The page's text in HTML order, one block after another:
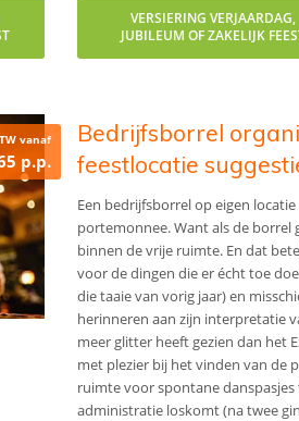
VERSIERING VERJAARDAG,
JUBILEUM OF ZAKELIJK
vanaf
p.p.
Bedrijfsborrel
feestlocatie
Een bedrijfsborrel op eigen
portemonnee. Want als de borrel
binnen de vrije ruimte. En dat
voor de dingen die er écht toe
die taaie van vorig jaar) en
herinneren aan zijn interpretatie
meer glitter heeft gezien dan het
met plezier bij het vinden van de
ruimte voor spontane
administratie loskomt (na twee